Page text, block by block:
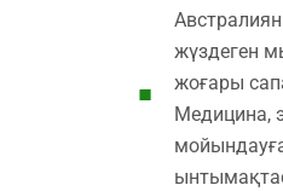
жүздеген
жоғары
Медицина,